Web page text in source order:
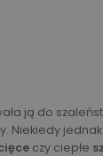
ją do
Niekiedy
czy ciepłe